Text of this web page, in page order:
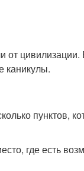
цивилизации.
каникулы.
пунктов,
где есть